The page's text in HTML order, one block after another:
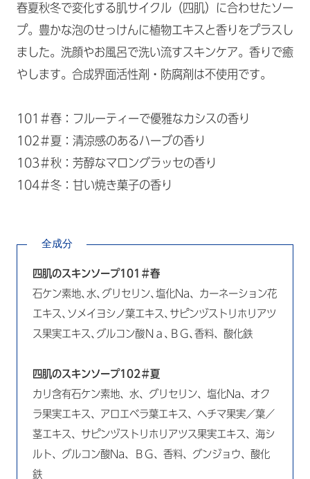
春夏秋冬で変化する肌サイクル（四肌）に合わせたソー
プ。豊かな泡のせっけんに植物エキスと香りをプラスし
ました。洗顔やお風呂で洗い流すスキンケア。香りで癒
やします。合成界面活性剤・防腐剤は不使用です。
101＃春：フルーティーで優雅なカシスの香り
102＃夏：清涼感のあるハーブの香り
103＃秋：芳醇なマロングラッセの香り
104＃冬：甘い焼き菓子の香り
全成分
四肌のスキンソープ101＃春
石ケン素地､水､グリセリン､塩化Na、カーネーション花
エキス､ソメイヨシノ葉エキス､サピンヅストリホリアツ
ス果実エキス､グルコン酸Ｎａ､ＢＧ､香料、酸化鉄
四肌のスキンソープ102＃夏
カリ含有石ケン素地、水、グリセリン、塩化Na、オク
ラ果実エキス、アロエベラ葉エキス、ヘチマ果実／葉／
茎エキス、サピンヅストリホリアツス果実エキス、海シ
ルト、グルコン酸Na、ＢＧ、香料、グンジョウ、酸化
鉄